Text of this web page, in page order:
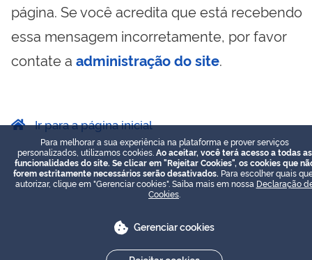
página. Se você acredita que está recebendo
essa mensagem incorretamente, por favor
contate a administração do site.
Ir para a página inicial
Para melhorar a sua experiência na plataforma e prover serviços
personalizados, utilizamos cookies. Ao aceitar, você terá acesso a todas as
funcionalidades do site. Se clicar em "Rejeitar Cookies", os cookies que
forem estritamente necessários serão desativados. Para escolher quais
autorizar, clique em "Gerenciar cookies". Saiba mais em nossa Declaração
Cookies
Gerenciar cookies